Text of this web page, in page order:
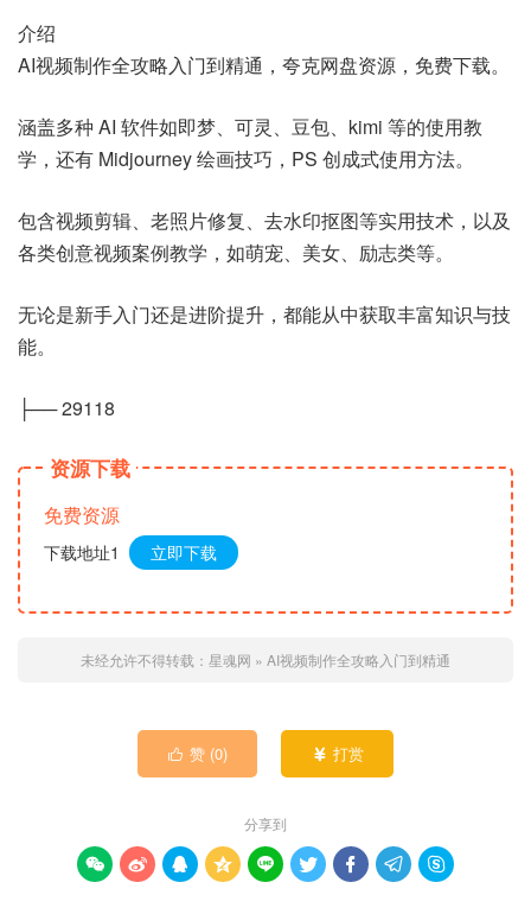
介绍
AI视频制作全攻略入门到精通，夸克网盘资源，免费下载。
涵盖多种 AI 软件如即梦、可灵、豆包、kimi 等的使用教
学，还有 Midjourney 绘画技巧，PS 创成式使用方法。
包含视频剪辑、老照片修复、去水印抠图等实用技术，以及
各类创意视频案例教学，如萌宠、美女、励志类等。
无论是新手入门还是进阶提升，都能从中获取丰富知识与技
能。
├── 29118
资源下载
免费资源
下载地址1 立即下载
未经允许不得转载： 星魂网 » AI视频制作全攻略入门到精通
 赞 (0)  打赏
分享到
        